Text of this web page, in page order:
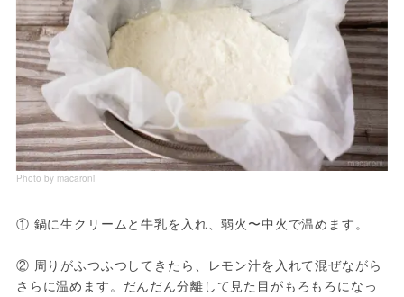
Photo by macaroni
① 鍋に生クリームと牛乳を入れ、弱火〜中火で温めます。
② 周りがふつふつしてきたら、レモン汁を入れて混ぜながら
さらに温めます。だんだん分離して見た目がもろもろになっ